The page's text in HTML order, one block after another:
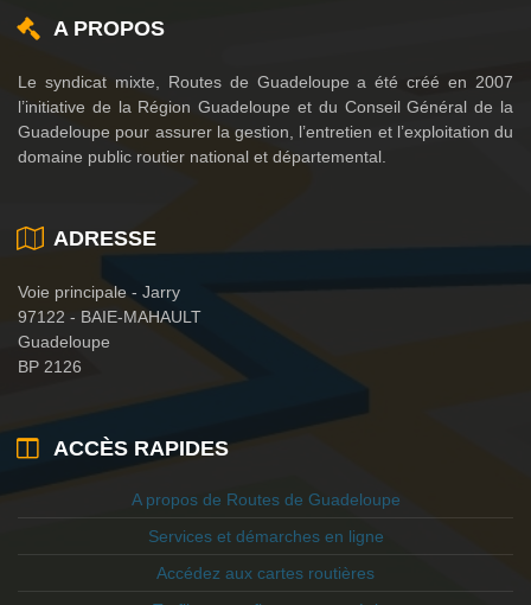
A PROPOS
Le syndicat mixte, Routes de Guadeloupe a été créé en 2007
l’initiative de la Région Guadeloupe et du Conseil Général de la
Guadeloupe pour assurer la gestion, l’entretien et l’exploitation du
domaine public routier national et départemental.
ADRESSE
Voie principale - Jarry
97122 - BAIE-MAHAULT
Guadeloupe
BP 2126
ACCÈS RAPIDES
A propos de Routes de Guadeloupe
Services et démarches en ligne
Accédez aux cartes routières